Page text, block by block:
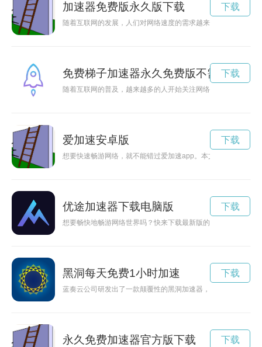
加速器免费版永久版下载
随着互联网的发展，人们对网络速度的需求越来越高，而加速
下载
免费梯子加速器永久免费版不需要会员
随着互联网的普及，越来越多的人开始关注网络加速的问题。
下载
爱加速安卓版
想要快速畅游网络，就不能错过爱加速app。本文将为您提供
下载
优途加速器下载电脑版
想要畅快地畅游网络世界吗？快来下载最新版的优途加速器，
下载
黑洞每天免费1小时加速
蓝奏云公司研发出了一款颠覆性的黑洞加速器，在科技界引起
下载
永久免费加速器官方版下载 下载